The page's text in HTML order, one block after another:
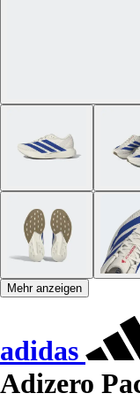
Mehr anzeigen
adidas
Adizero